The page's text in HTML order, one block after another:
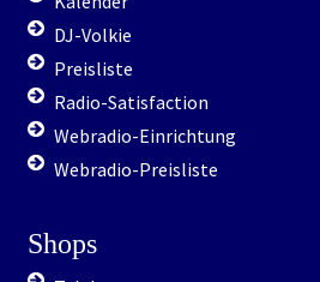
DJ-Volkie
Preisliste
Radio-Satisfaction
Webradio-Einrichtung
Webradio-Preisliste
Shops